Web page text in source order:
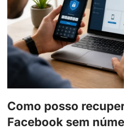
Como posso
Facebook sem